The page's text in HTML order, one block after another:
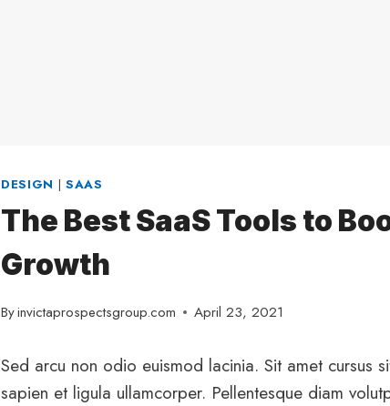
DESIGN | SAAS
The Best SaaS Tools to
Growth
Byinvictaprospectsgroup.com April 23, 2021
Sed arcu non odio euismod lacinia. Sit amet cursus
sapien et ligula ullamcorper. Pellentesque diam